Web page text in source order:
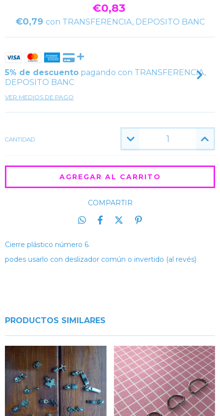
€0,83
€0,79 con TRANSFERENCIA, DEPOSITO BANC
5% de descuento pagando con TRANSFERENCIA,
DEPOSITO BANC
VER MEDIOS DE PAGO
CANTIDAD
COMPARTIR
Cierre plástico número 6.
podes usarlo con deslizador común o invertido (al revés)
PRODUCTOS SIMILARES